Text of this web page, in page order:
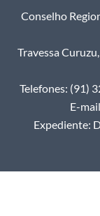
Conselho
Travessa
Telefones: (91)
E-
Expediente: